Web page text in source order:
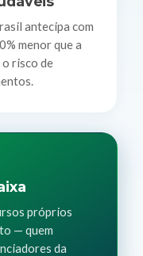
antecipa com
menor que a
risco de
próprios
— quem
da